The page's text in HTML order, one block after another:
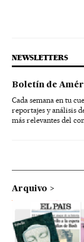
NEWSLETTERS
Boletín de
Cada semana en tu
reportajes y análisis
más relevantes del
Arquivo